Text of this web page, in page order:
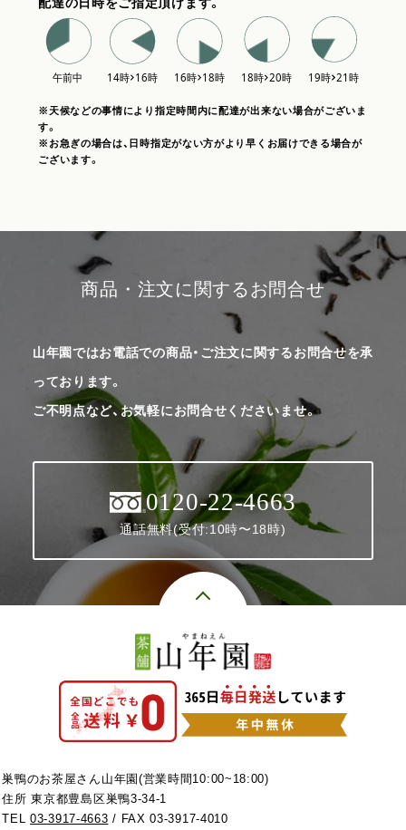
配達の日時をご指定頂けます。
※天候などの事情により指定時間内に配達が出来ない場合がございま
す。
※お急ぎの場合は、日時指定がない方がより早くお届けできる場合が
ございます。
商品・注文に関するお問合せ
山年園ではお電話での商品・ご注文に関するお問合せを承
っております。
ご不明点など、お気軽にお問合せくださいませ。
0120-22-4663
通話無料(受付:10時〜18時)
巣鴨のお茶屋さん山年園(営業時間10:00~18:00)
住所 東京都豊島区巣鴨3-34-1
TEL03-3917-4663 / FAX 03-3917-4010